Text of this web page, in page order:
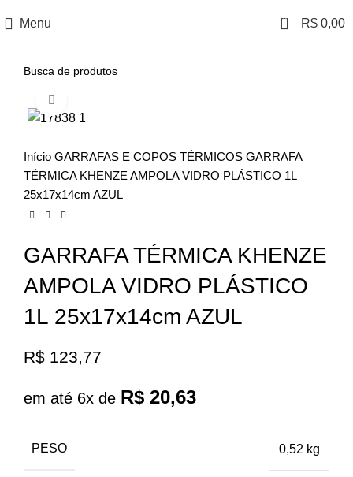
Menu 0 R$ 0,00
Início GARRAFAS E COPOS TÉRMICOS GARRAFA
TÉRMICA KHENZE AMPOLA VIDRO PLÁSTICO 1L
25x17x14cm AZUL
GARRAFA TÉRMICA KHENZE
AMPOLA VIDRO PLÁSTICO
1L 25x17x14cm AZUL
R$ 123,77
em até 6x de R$ 20,63
PESO 0,52 kg